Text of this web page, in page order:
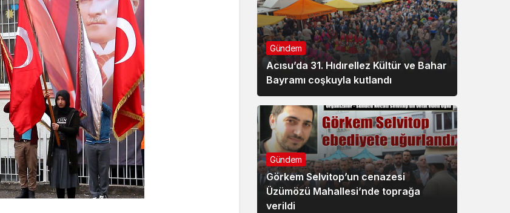
Gündem
Acısu’da 31. Hıdırellez Kültür ve Bahar
Bayramı coşkuyla kutlandı
Gündem
Görkem Selvitop’un cenazesi
Üzümözü Mahallesi’nde toprağa
verildi